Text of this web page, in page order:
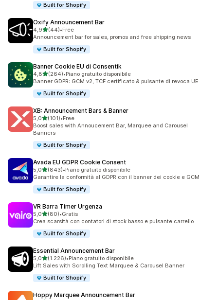
Built for Shopify
Oxify Announcement Bar
4,9stelle su 5
(44)
44 recensioni totali
•Free
Announcement bar for sales, promos and free shipping news
Built for Shopify
Banner Cookie EU di Consentik
4,8stelle su 5
(264)
264 recensioni totali
•Piano gratuito disponibile
Banner GDPR: GCM v2, TCF certificato & pulsante di revoca UE
Built for Shopify
XB: Announcement Bars & Banner
5,0stelle su 5
(101)
101 recensioni totali
•Free
Boost sales with Annoucement Bar, Marquee and Carousel
Banners
Built for Shopify
Avada EU GDPR Cookie Consent
5,0stelle su 5
(843)
843 recensioni totali
•Piano gratuito disponibile
Garantire la conformità al GDPR con il banner dei cookie e GCM
Built for Shopify
VR Barra Timer Urgenza
5,0stelle su 5
(80)
80 recensioni totali
•Gratis
Crea scarsità con contatori di stock basso e pulsante carrello
Built for Shopify
Essential Announcement Bar
5,0stelle su 5
(1.226)
1226 recensioni totali
•Piano gratuito disponibile
Lift Sales with Scrolling Text Marquee & Carousel Banner
Built for Shopify
Hoppy Marquee Announcement Bar